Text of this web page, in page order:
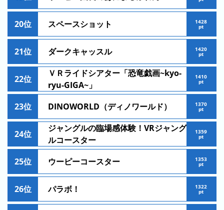
キ
ン
グ
混
雑
ラ
ン
キ
今
日
の
ラ
ン
キ
グ
昨
20位 スペースショット 1428
pt
21位 ダークキャッスル 1420
pt
22位
ＶＲライドシアター「恐竜戯画~kyo-
ryu-GIGA~」
1410
pt
23位 DINOWORLD（ディノワールド） 1370
pt
24位
ジャングルの臨場感体験！VRジャング
ルコースター
1359
pt
25位 ウーピーコースター 1353
pt
26位 パラボ！ 1322
pt